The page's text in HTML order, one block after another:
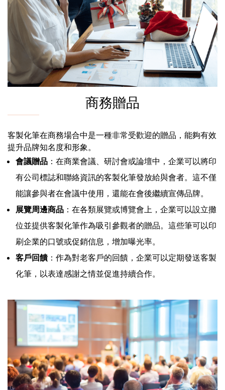
商務贈品
客製化筆在商務場合中是一種非常受歡迎的贈品，能夠有效
提升品牌知名度和形象。
會議贈品 ：在商業會議、研討會或論壇中，企業可以將印
有公司標誌和聯絡資訊的客製化筆發放給與會者。這不僅
能讓參與者在會議中使用，還能在會後繼續宣傳品牌。
展覽周邊商品 ：在各類展覽或博覽會上，企業可以設立攤
位並提供客製化筆作為吸引參觀者的贈品。這些筆可以印
刷企業的口號或促銷信息，增加曝光率。
客戶回饋：作為對老客戶的回饋，企業可以定期發送客製
化筆，以表達感謝之情並促進持續合作。